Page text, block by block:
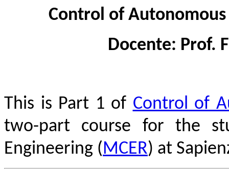
Control of Autonomous
Docente: Prof.
This is Part 1 of Control of
two-part course for the
Engineering (MCER) at